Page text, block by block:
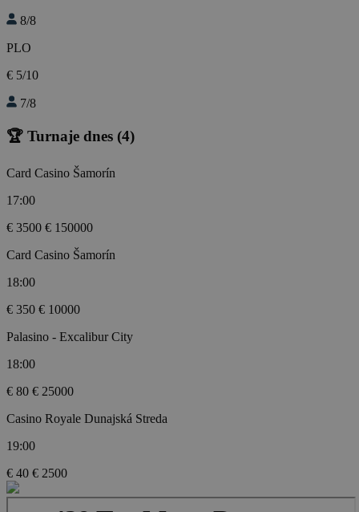
8/8
PLO
€ 5/10
7/8
🏆 Turnaje dnes (4)
Card Casino Šamorín
17:00
€ 3500 € 150000
Card Casino Šamorín
18:00
€ 350 € 10000
Palasino - Excalibur City
18:00
€ 80 € 25000
Casino Royale Dunajská Streda
19:00
€ 40 € 2500